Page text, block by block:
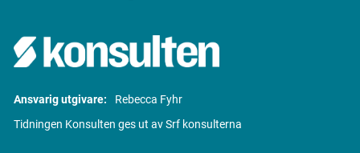
Ansvarig utgivare:
Rebecca Fyhr
Tidningen Konsulten ges ut av Srf konsulterna